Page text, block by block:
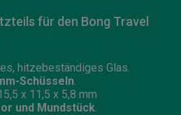
für den Bong Travel
hitzebeständiges Glas.
Schüsseln
x 11,5 x 5,8 mm
und Mundstück